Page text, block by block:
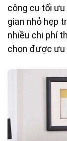
công cụ tối
gian nhỏ hẹp
nhiều chi phí
chọn được ưu